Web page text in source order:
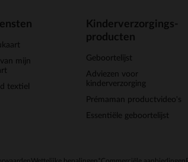
mijn
textiel
Kinderverzorgings-
producten
Geboortelijst
Adviezen voor
kinderverzorging
Prémaman productvideo's
Essentiële geboortelijst